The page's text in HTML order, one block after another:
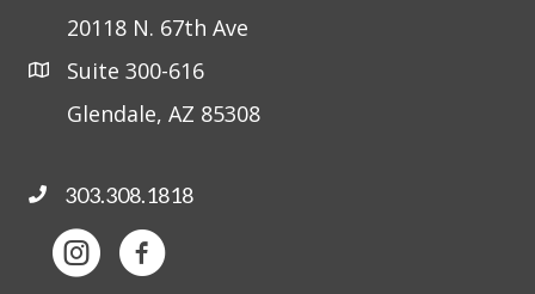
20118 N. 67th Ave
Suite 300-616
Glendale, AZ 85308
303.308.1818